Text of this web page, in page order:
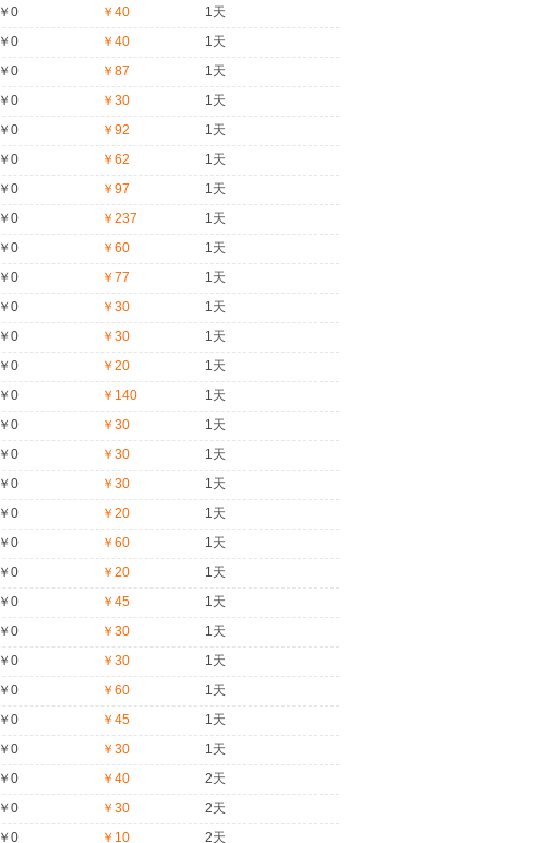
￥0 ￥40
1天
￥0 ￥40
1天
￥0 ￥87
1天
￥0 ￥30
1天
￥0 ￥92
1天
￥0 ￥62
1天
￥0 ￥97
1天
￥0 ￥237
1天
￥0 ￥60
1天
￥0 ￥77
1天
￥0 ￥30
1天
￥0 ￥30
1天
￥0 ￥20
1天
￥0 ￥140
1天
￥0 ￥30
1天
￥0 ￥30
1天
￥0 ￥30
1天
￥0 ￥20
1天
￥0 ￥60
1天
￥0 ￥20
1天
￥0 ￥45
1天
￥0 ￥30
1天
￥0 ￥30
1天
￥0 ￥60
1天
￥0 ￥45
1天
￥0 ￥30
1天
￥0 ￥40
2天
￥0 ￥30
2天
￥0 ￥10
2天